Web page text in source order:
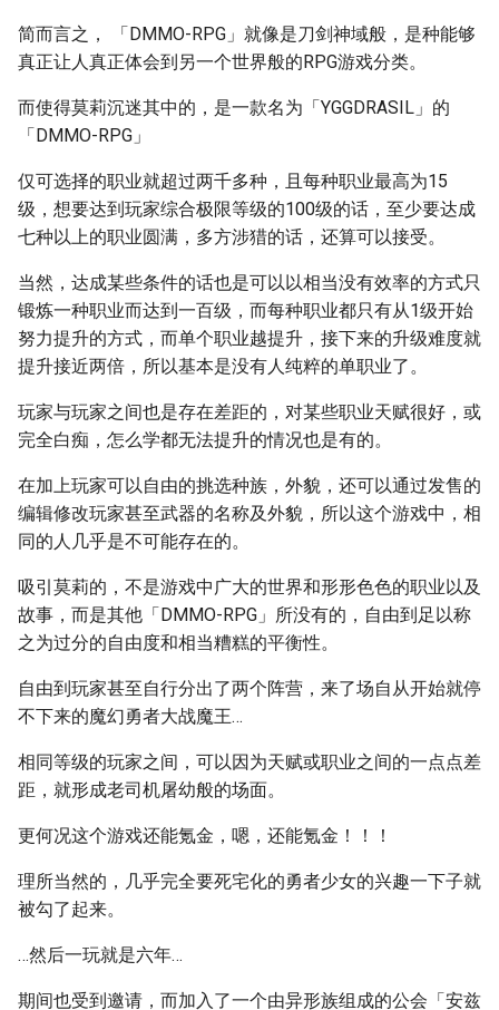
简而言之， 「DMMO-RPG」就像是刀剑神域般，是种能够
真正让人真正体会到另一个世界般的RPG游戏分类。
而使得莫莉沉迷其中的，是一款名为「YGGDRASIL」的
「DMMO-RPG」
仅可选择的职业就超过两千多种，且每种职业最高为15
级，想要达到玩家综合极限等级的100级的话，至少要达成
七种以上的职业圆满，多方涉猎的话，还算可以接受。
当然，达成某些条件的话也是可以以相当没有效率的方式只
锻炼一种职业而达到一百级，而每种职业都只有从1级开始
努力提升的方式，而单个职业越提升，接下来的升级难度就
提升接近两倍，所以基本是没有人纯粹的单职业了。
玩家与玩家之间也是存在差距的，对某些职业天赋很好，或
完全白痴，怎么学都无法提升的情况也是有的。
在加上玩家可以自由的挑选种族，外貌，还可以通过发售的
编辑修改玩家甚至武器的名称及外貌，所以这个游戏中，相
同的人几乎是不可能存在的。
吸引莫莉的，不是游戏中广大的世界和形形色色的职业以及
故事，而是其他「DMMO-RPG」所没有的，自由到足以称
之为过分的自由度和相当糟糕的平衡性。
自由到玩家甚至自行分出了两个阵营，来了场自从开始就停
不下来的魔幻勇者大战魔王…
相同等级的玩家之间，可以因为天赋或职业之间的一点点差
距，就形成老司机屠幼般的场面。
更何况这个游戏还能氪金，嗯，还能氪金！！！
理所当然的，几乎完全要死宅化的勇者少女的兴趣一下子就
被勾了起来。
…然后一玩就是六年…
期间也受到邀请，而加入了一个由异形族组成的公会「安兹